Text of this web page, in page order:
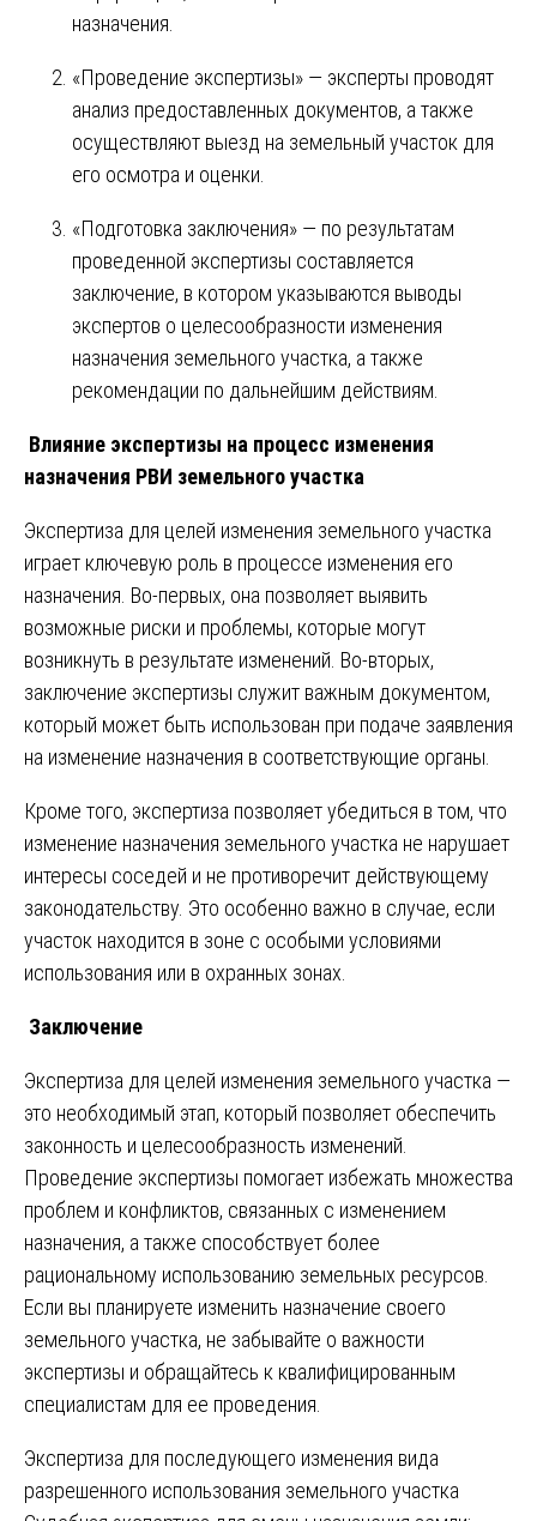
назначения.
«Проведение экспертизы» — эксперты проводят
анализ предоставленных документов, а также
осуществляют выезд на земельный участок для
его осмотра и оценки.
«Подготовка заключения» — по результатам
проведенной экспертизы составляется
заключение, в котором указываются выводы
экспертов о целесообразности изменения
назначения земельного участка, а также
рекомендации по дальнейшим действиям.
Влияние экспертизы на процесс изменения
назначения РВИ земельного участка
Экспертиза для целей изменения земельного участка
играет ключевую роль в процессе изменения его
назначения. Во-первых, она позволяет выявить
возможные риски и проблемы, которые могут
возникнуть в результате изменений. Во-вторых,
заключение экспертизы служит важным документом,
который может быть использован при подаче заявления
на изменение назначения в соответствующие органы.
Кроме того, экспертиза позволяет убедиться в том, что
изменение назначения земельного участка не нарушает
интересы соседей и не противоречит действующему
законодательству. Это особенно важно в случае, если
участок находится в зоне с особыми условиями
использования или в охранных зонах.
Заключение
Экспертиза для целей изменения земельного участка —
это необходимый этап, который позволяет обеспечить
законность и целесообразность изменений.
Проведение экспертизы помогает избежать множества
проблем и конфликтов, связанных с изменением
назначения, а также способствует более
рациональному использованию земельных ресурсов.
Если вы планируете изменить назначение своего
земельного участка, не забывайте о важности
экспертизы и обращайтесь к квалифицированным
специалистам для ее проведения.
Навигация
по
Экспертиза для последующего изменения вида
разрешенного использования земельного участка